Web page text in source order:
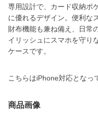
専用設計で、カード収納ポ
に優れるデザイン。便利な
財布機能も兼ね備え、日常
イリッシュにスマホを守り
ケースです。
こちらはiPhone対応となっ
商品画像